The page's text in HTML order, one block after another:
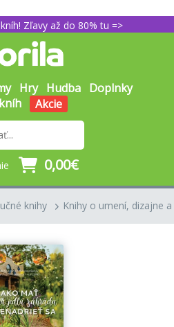
Zľavy až do 80% tu =>
Hry Hudba Doplnky
Akcie
0,00€
knihy Knihy o umení, dizajne